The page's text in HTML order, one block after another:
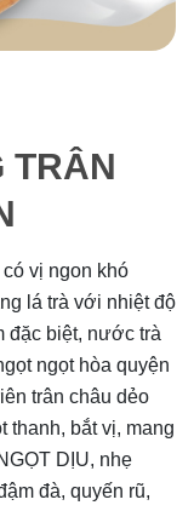
TRÂN
vị ngon khó
lá trà với nhiệt độ
đặc biệt, nước trà
ngọt hòa quyện
trân châu dẻo
thanh, bắt vị, mang
DỊU, nhẹ
đà, quyến rũ,